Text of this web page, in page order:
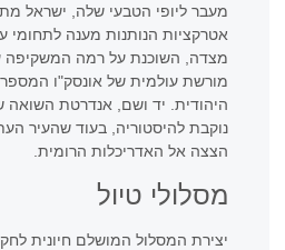
מעבר ליופי הטבעי שלה, ישראל
אטרקציות הנותנות מענה לתחומי
מצדה, השוכנת על רמה המשקיפה
מורשת עולמית של אונסק"ו
היהודית. יד ושם, אנדרטת השואה
נוקבת להיסטוריה, בעוד שהעיר
הצצה אל האדריכלות הרומית.
מסלולי טיול
יצירת המסלול המושלם חיונית